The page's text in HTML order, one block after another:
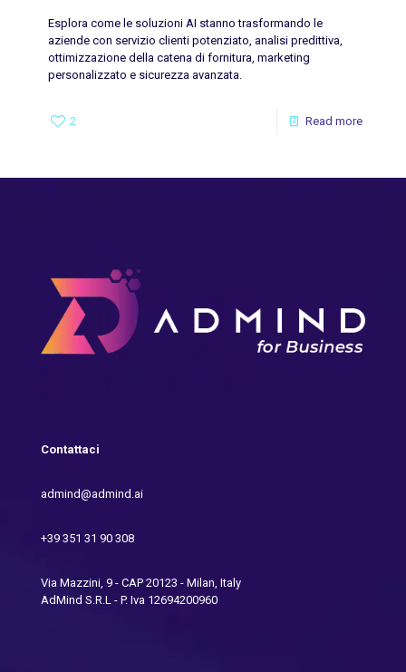
Esplora come le soluzioni AI stanno trasformando le
aziende con servizio clienti potenziato, analisi predittiva,
ottimizzazione della catena di fornitura, marketing
personalizzato e sicurezza avanzata.
2 Read more
Contattaci
admind@admind.ai
+39 351 31 90 308
Via Mazzini, 9 - CAP 20123 - Milan, Italy
AdMind S.R.L - P. Iva 12694200960